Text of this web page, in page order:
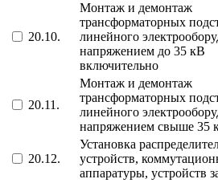
20.10.
Монтаж и демонтаж
трансформаторных
линейного
напряжением до 35 кВ
включительно
20.11.
Монтаж и демонтаж
трансформаторных
линейного
напряжением свыше 35
20.12.
Установка
устройств,
аппаратуры, устройств